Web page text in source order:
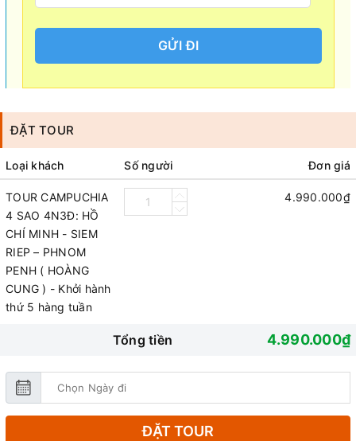
GỬI ĐI
ĐẶT TOUR
Loại khách Số người Đơn giá
TOUR CAMPUCHIA
4 SAO 4N3Đ: HỒ
CHÍ MINH - SIEM
RIEP – PHNOM
PENH ( HOÀNG
CUNG ) - Khởi hành
thứ 5 hàng tuần
4.990.000₫
Tổng tiền 4.990.000₫
ĐẶT TOUR